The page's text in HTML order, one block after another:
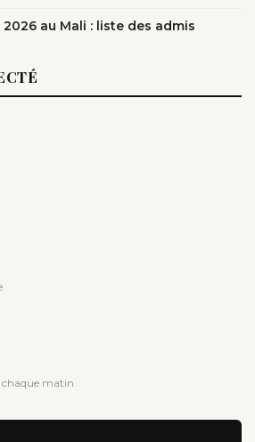
2026 au Mali : liste des admis
chaque matin